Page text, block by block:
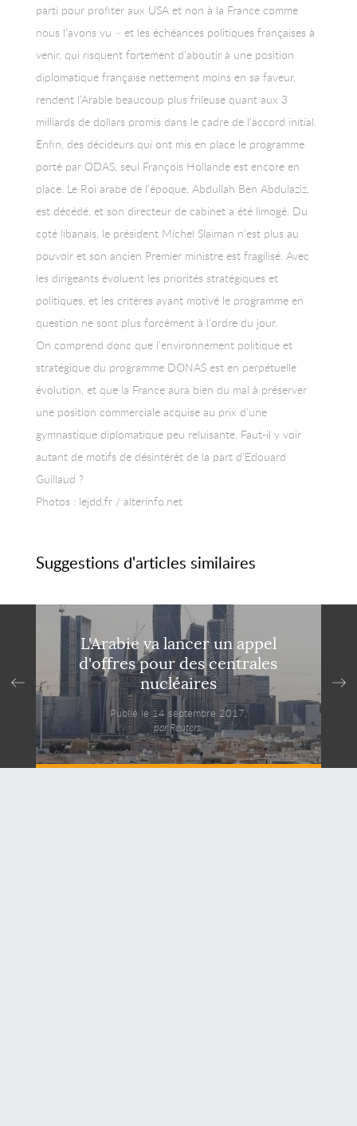
parti pour profiter aux USA et non à la France comme
nous l’avons vu – et les échéances politiques françaises à
venir, qui risquent fortement d’aboutir à une position
diplomatique française nettement moins en sa faveur,
rendent l’Arabie beaucoup plus frileuse quant aux 3
milliards de dollars promis dans le cadre de l’accord initial.
Enfin, des décideurs qui ont mis en place le programme
porté par ODAS, seul François Hollande est encore en
place. Le Roi arabe de l’époque, Abdullah Ben Abdulaziz,
est décédé, et son directeur de cabinet a été limogé. Du
coté libanais, le président Michel Slaiman n’est plus au
pouvoir et son ancien Premier ministre est fragilisé. Avec
les dirigeants évoluent les priorités stratégiques et
politiques, et les critères ayant motivé le programme en
question ne sont plus forcément à l’ordre du jour.
On comprend donc que l’environnement politique et
stratégique du programme DONAS est en perpétuelle
évolution, et que la France aura bien du mal à préserver
une position commerciale acquise au prix d’une
gymnastique diplomatique peu reluisante. Faut-il y voir
autant de motifs de désintérêt de la part d’Edouard
Guillaud ?
Photos : lejdd.fr / alterinfo.net
Suggestions d'articles similaires
L'Arabie va lancer un appel
d'offres pour des centrales
nucléaires
Publié le 14 septembre 2017,
par Reuters.